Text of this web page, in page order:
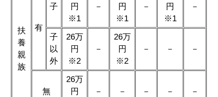
扶
養
親
族
有
子
円
※1
－
円
※1
－
円
※1
－
子
以
外
26万
円
※2
－
26万
円
※2
－ － －
無
26万
円
－ － － － －